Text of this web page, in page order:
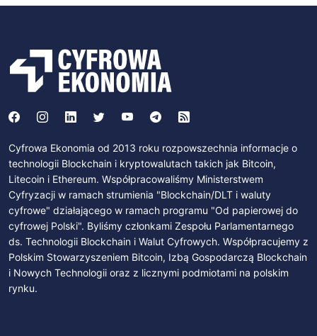
Cyfrowa Ekonomia od 2013 roku rozpowszechnia informacje o
technologii Blockchain i kryptowalutach takich jak Bitcoin,
Litecoin i Ethereum. Współpracowaliśmy Ministerstwem
Cyfryzacji w ramach strumienia "Blockchain/DLT i waluty
cyfrowe" działającego w ramach programu "Od papierowej do
cyfrowej Polski". Byliśmy członkami Zespołu Parlamentarnego
ds. Technologii Blockchain i Walut Cyfrowych. Współpracujemy z
Polskim Stowarzyszeniem Bitcoin, Izbą Gospodarczą Blockchain
i Nowych Technologii oraz z licznymi podmiotami na polskim
rynku.